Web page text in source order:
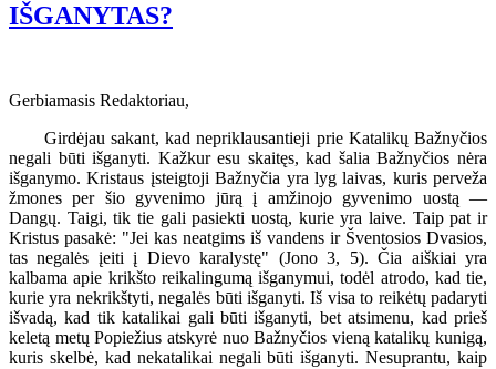
IŠGANYTAS?
Gerbiamasis Redaktoriau,
Girdėjau sakant, kad nepriklausantieji prie Katalikų Bažnyčios
negali būti išganyti. Kažkur esu skaitęs, kad šalia Bažnyčios nėra
išganymo. Kristaus įsteigtoji Bažnyčia yra lyg laivas, kuris perveža
žmones per šio gyvenimo jūrą į amžinojo gyvenimo uostą —
Dangų. Taigi, tik tie gali pasiekti uostą, kurie yra laive. Taip pat ir
Kristus pasakė: "Jei kas neatgims iš vandens ir Šventosios Dvasios,
tas negalės įeiti į Dievo karalystę" (Jono 3, 5). Čia aiškiai yra
kalbama apie krikšto reikalingumą išganymui, todėl atrodo, kad tie,
kurie yra nekrikštyti, negalės būti išganyti. Iš visa to reikėtų padaryti
išvadą, kad tik katalikai gali būti išganyti, bet atsimenu, kad prieš
keletą metų Popiežius atskyrė nuo Bažnyčios vieną katalikų kunigą,
kuris skelbė, kad nekatalikai negali būti išganyti. Nesuprantu, kaip